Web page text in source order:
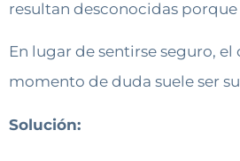
resultan desconocidas
En lugar de sentirse seguro,
momento de duda suele ser
Solución: